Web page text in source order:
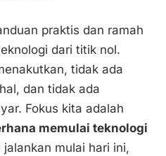
praktis dan ramah
dari titik nol.
tidak ada
dan tidak ada
Fokus kita adalah
memulai teknologi
mulai hari ini,